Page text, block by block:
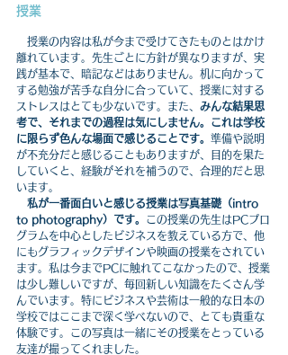
授業
授業の内容は私が今まで受けてきたものとはかけ
離れています。先生ごとに方針が異なりますが、実
践が基本で、暗記などはありません。机に向かって
する勉強が苦手な自分に合っていて、授業に対する
ストレスはとても少ないです。また、 みんな結果思
考で、それまでの過程は気にしません。これは学校
に限らず色んな場面で感じることです。 準備や説明
が不充分だと感じることもありますが、目的を果た
していくと、経験がそれを補うので、合理的だと思
います。
私が一番面白いと感じる授業は写真基礎（intro
to photography）です。 この授業の先生はPCプロ
グラムを中心としたビジネスを教えている方で、他
にもグラフィックデザインや映画の授業をされてい
ます。私は今までPCに触れてこなかったので、授業
は少し難しいですが、毎回新しい知識をたくさん学
んでいます。特にビジネスや芸術は一般的な日本の
学校ではここまで深く学べないので、とても貴重な
体験です。この写真は一緒にその授業をとっている
友達が撮ってくれました。